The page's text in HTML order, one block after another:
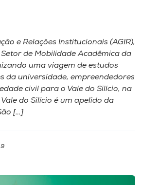
e Relações Institucionais (AGIR),
de Mobilidade Acadêmica da
uma viagem de estudos
da universidade, empreendedores
civil para o Vale do Silício, na
do Silício é um apelido da
[…]